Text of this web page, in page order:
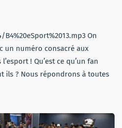
On
un numéro consacré aux
! Qu’est ce qu’un fan
ils ? Nous répondrons à toutes